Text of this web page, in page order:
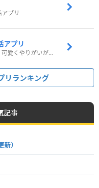
プリ
アプリ
ペットを育ってポイ活しよう！可愛くやりがいがある新感覚アプリ
リランキング
記事
）